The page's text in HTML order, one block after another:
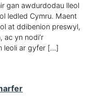
gan awdurdodau lleol
ledled Cymru. Maent
at ddibenion preswyl,
ac yn nodi’r
leoli ar gyfer […]